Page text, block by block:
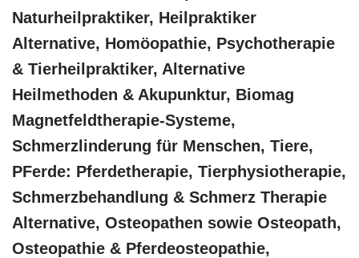
Naturheilpraktiker, Heilpraktiker
Alternative, ‎Homöopathie, ‎Psychotherapie
& ‎Tierheilpraktiker, Alternative
Heilmethoden & Akupunktur, Biomag
Magnetfeldtherapie-Systeme,
Schmerzlinderung für Menschen, Tiere,
PFerde: Pferdetherapie, Tierphysiotherapie,
Schmerzbehandlung & Schmerz Therapie
Alternative, Osteopathen sowie Osteopath,
Osteopathie & Pferdeosteopathie,